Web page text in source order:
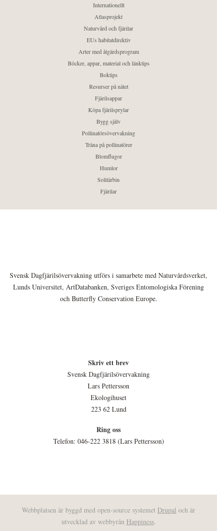
Internationellt
Atlasprojekt
Naturvård och fjärilar
EUs habitatdirektiv
Arter med åtgärdsprogram
Böcker, appar, material och länktips
Boktips
Resurser på nätet
Fjärilsappar
Köpa fjärilsprylar
Bygg själv
Pollinatörsövervakning
Träna på pollinatörer
Blomflugor
Humlor
Solitärbin
Fjärilar
Svensk Dagfjärilsövervakning utförs i samarbete med Naturvårdsverket,
Lunds Universitet, ArtDatabanken, Sveriges Entomologiska Förening
och Butterfly Conservation Europe.
Skriv ett brev
Svensk Dagfjärilsövervakning
Lars Pettersson
Ekologihuset
223 62 Lund
Ring oss
Telefon: 046-222 3818 (Lars Pettersson)
Webbplatsen är byggd med open-source systemet Drupal och är
utvecklad av webbyrån Happiness.